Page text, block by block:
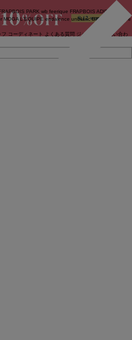
PARK wb feerique FRAPBOIS ADIEU
MOGA L'EQUIPE endalence unbilanc BIGI online store
フ コーディネート よくある質問 ジャーナル
お問い合わ